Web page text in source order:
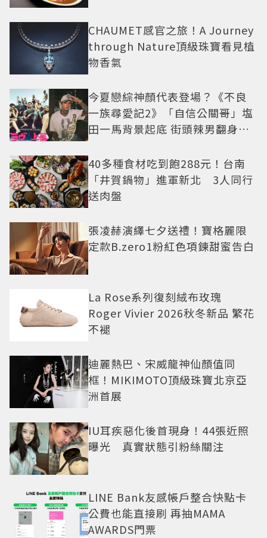
CHAUMET感官之旅！A Journey
through Nature頂級珠寶看見植
物香氣
今夏戀綜神顏代表登場？《不良
一族尋愛記2》「自信公關哥」塩
田一馬背景起底 街頭辣男翻身當
40多種食材吃到飽288元！台南
「井賀鍋物」進軍新北 3人同行
送肉盤
張凌赫演繹七夕送禮！寶格麗限
定款B.zero1粉紅色項鍊甜蜜告白
La Rose系列復刻絨布玫瑰
Roger Vivier 2026秋冬新品 繁花
不褪
迪麗熱巴、宋威龍神仙顏值同
框！MIKIMOTO頂級珠寶北京亞
洲首展
IU耳疾惡化後首現身！44張近照
曝光 真實狀態引粉絲關注
LINE Bank友感帳戶整合快點卡
公費也能直接刷 再抽MAMA
AWARDS門票